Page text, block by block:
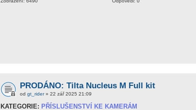
PRODÁNO: Tilta Nucleus M Full kit
od gt_rider» 22 zář 2025 21:09
KATEGORIE: PŘÍSLUŠENSTVÍ KE KAMERÁM